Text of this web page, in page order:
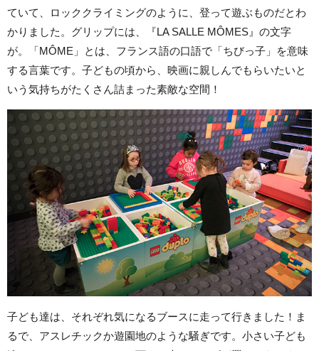
ていて、ロッククライミングのように、登って遊ぶものだとわ
かりました。グリップには、『LA SALLE MÔMES』の文字
が。「MÔME」とは、フランス語の口語で「ちびっ子」を意味
する言葉です。子どもの頃から、映画に親しんでもらいたいと
いう気持ちがたくさん詰まった素敵な空間！
子ども達は、それぞれ気になるブースに走って行きました！ま
るで、アスレチックか遊園地のような騒ぎです。小さい子ども